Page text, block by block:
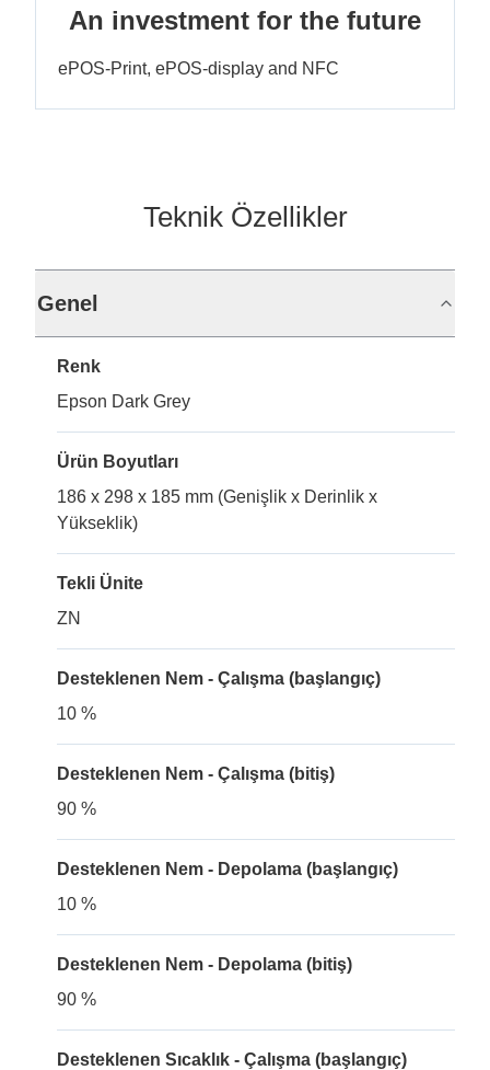
An investment for the future
ePOS-Print, ePOS-display and NFC
Teknik Özellikler
Genel
Renk
Epson Dark Grey
Ürün Boyutları
186 x 298 x 185 mm (Genişlik x Derinlik x
Yükseklik)
Tekli Ünite
ZN
Desteklenen Nem - Çalışma (başlangıç)
10 %
Desteklenen Nem - Çalışma (bitiş)
90 %
Desteklenen Nem - Depolama (başlangıç)
10 %
Desteklenen Nem - Depolama (bitiş)
90 %
Desteklenen Sıcaklık - Çalışma (başlangıç)